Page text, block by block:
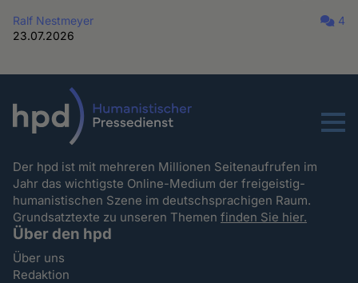
Ralf Nestmeyer
23.07.2026
4
Menu
Der hpd ist mit mehreren Millionen Seitenaufrufen im
Jahr das wichtigste Online-Medium der freigeistig-
humanistischen Szene im deutschsprachigen Raum.
Grundsatztexte zu unseren Themenfinden Sie hier.
Über den hpd
Über uns
Redaktion